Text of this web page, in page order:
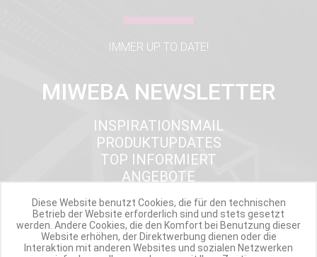
IMMER UP TO DATE!
MIWEBA NEWSLETTER
INSPIRATIONSMAIL
PRODUKTUPDATES
TOP INFORMIERT
ANGEBOTE
Werde Teil der Miweba Community!
Diese Website benutzt Cookies, die für den technischen
Betrieb der Website erforderlich sind und stets gesetzt
werden. Andere Cookies, die den Komfort bei Benutzung dieser
Website erhöhen, der Direktwerbung dienen oder die
Interaktion mit anderen Websites und sozialen Netzwerken